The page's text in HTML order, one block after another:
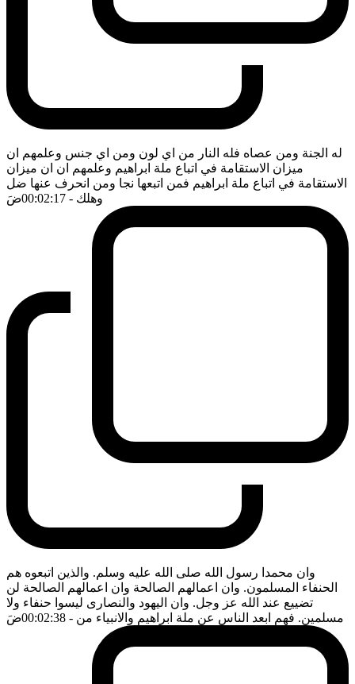
له الجنة ومن عصاه فله النار من اي لون ومن اي جنس وعلمهم ان
ميزان الاستقامة في اتباع ملة ابراهيم وعلمهم ان ان ميزان
الاستقامة في اتباع ملة ابراهيم فمن اتبعها نجا ومن انحرف عنها ضل
وهلك - 00:02:17 ضَ
وان محمدا رسول الله صلى الله عليه وسلم. والذين اتبعوه هم
الحنفاء المسلمون. وان اعمالهم الصالحة وان اعمالهم الصالحة لن
تضييع عند الله عز وجل. وان اليهود والنصارى ليسوا حنفاء ولا
مسلمين. فهم ابعد الناس عن ملة ابراهيم والانبياء من - 00:02:38 ضَ